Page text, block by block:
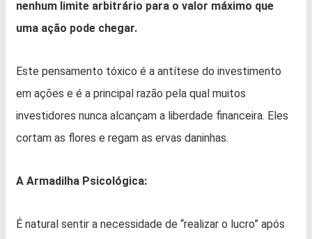
nenhum limite arbitrário para o valor máximo que
uma ação pode chegar.
Este pensamento tóxico é a antítese do investimento
em ações e é a principal razão pela qual muitos
investidores nunca alcançam a liberdade financeira. Eles
cortam as flores e regam as ervas daninhas.
A Armadilha Psicológica:
É natural sentir a necessidade de “realizar o lucro” após